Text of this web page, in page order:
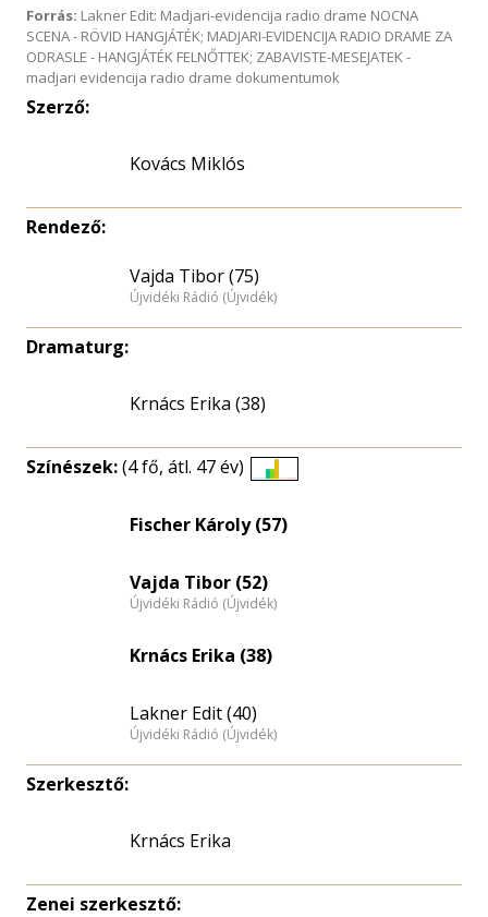
Forrás: Lakner Edit: Madjari-evidencija radio drame NOCNA
SCENA - RÖVID HANGJÁTÉK; MADJARI-EVIDENCIJA RADIO DRAME ZA
ODRASLE - HANGJÁTÉK FELNŐTTEK; ZABAVISTE-MESEJATEK -
madjari evidencija radio drame dokumentumok
Szerző:
Kovács Miklós
Rendező:
Vajda Tibor (75)
Újvidéki Rádió (Újvidék)
Dramaturg:
Krnács Erika (38)
Színészek:(4 fő, átl. 47 év)
eloszlás
Fischer Károly (57)
Vajda Tibor (52)
Újvidéki Rádió (Újvidék)
Krnács Erika (38)
Lakner Edit (40)
Újvidéki Rádió (Újvidék)
Szerkesztő:
Krnács Erika
Zenei szerkesztő: